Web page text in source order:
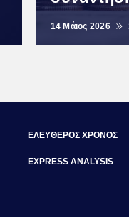
14 Μάιος 2026
ΕΛΕΥΘΕΡΟΣ ΧΡΟΝΟΣ
EXPRESS ANALYSIS